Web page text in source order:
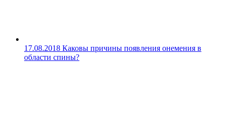
17.08.2018 Каковы причины появления онемения в
области спины?